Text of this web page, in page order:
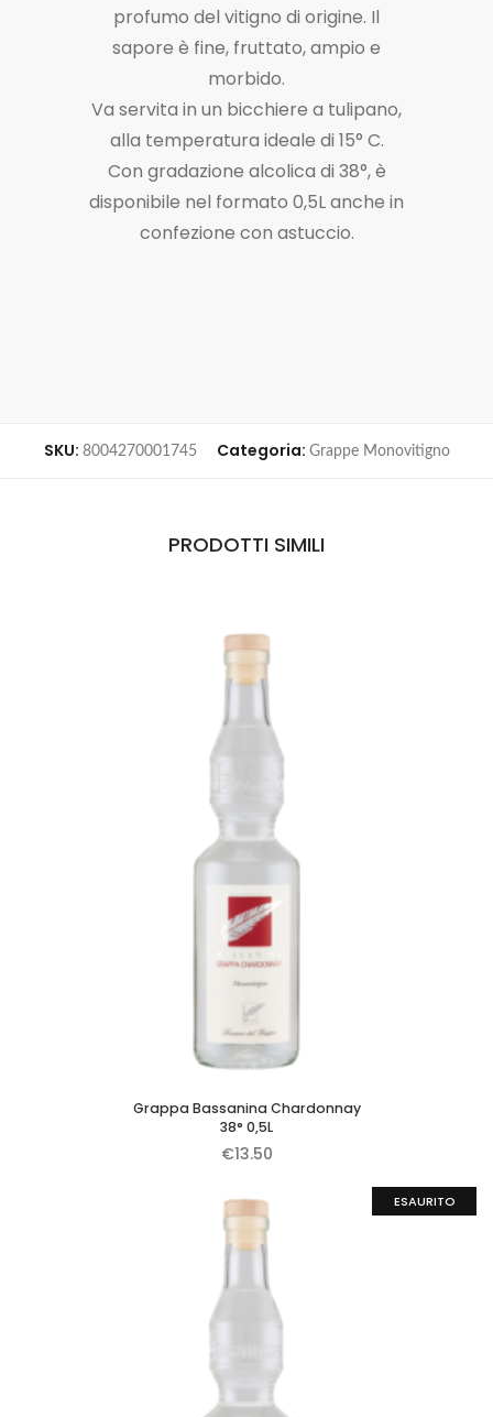
profumo del vitigno di origine. Il
sapore è fine, fruttato, ampio e
morbido.
Va servita in un bicchiere a tulipano,
alla temperatura ideale di 15° C.
Con gradazione alcolica di 38°, è
disponibile nel formato 0,5L anche in
confezione con astuccio.
SKU: 8004270001745 Categoria: Grappe Monovitigno
PRODOTTI SIMILI
Grappa Bassanina Chardonnay
38° 0,5L
€13.50
ESAURITO